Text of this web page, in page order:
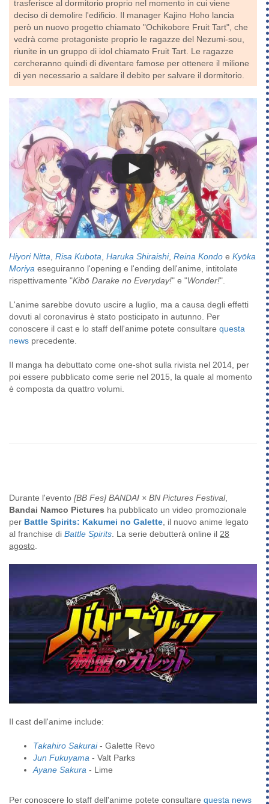
trasferisce al dormitorio proprio nel momento in cui viene
deciso di demolire l'edificio. Il manager Kajino Hoho lancia
però un nuovo progetto chiamato "Ochikobore Fruit Tart", che
vedrà come protagoniste proprio le ragazze del Nezumi-sou,
riunite in un gruppo di idol chiamato Fruit Tart. Le ragazze
cercheranno quindi di diventare famose per ottenere il milione
di yen necessario a saldare il debito per salvare il dormitorio.
Hiyori Nitta Risa Kubota Haruka Shiraishi, Reina Kondo e Kyōka
Moriya eseguiranno l'opening e l'ending dell'anime, intitolate
rispettivamente "Kibō Darake no Everyday!" e "Wonder!".
L'anime sarebbe dovuto uscire a luglio, ma a causa degli effetti
dovuti al coronavirus è stato posticipato in autunno. Per
conoscere il cast e lo staff dell'anime potete consultare questa
news precedente.
Il manga ha debuttato come one-shot sulla rivista nel 2014, per
poi essere pubblicato come serie nel 2015, la quale al momento
è composta da quattro volumi.
Durante l'evento [BB Fes] BANDAI × BN Pictures Festival,
Bandai Namco Pictures ha pubblicato un video promozionale
per Battle Spirits: Kakumei no Galette , il nuovo anime legato
al franchise di Battle Spirits . La serie debutterà online il 28
agosto
Il cast dell'anime include:
Takahiro Sakurai- Galette Revo
Jun Fukuyama - Valt Parks
Ayane Sakura - Lime
Per conoscere lo staff dell'anime potete consultare questa news